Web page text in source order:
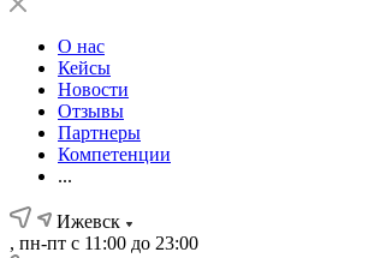
О нас
Кейсы
Новости
Отзывы
Партнеры
Компетенции
...
Ижевск
, пн-пт с 11:00 до 23:00